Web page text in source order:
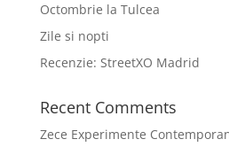
Octombrie la Tulcea
Zile si nopti
Recenzie: StreetXO Madrid
Recent Comments
Zece Experimente